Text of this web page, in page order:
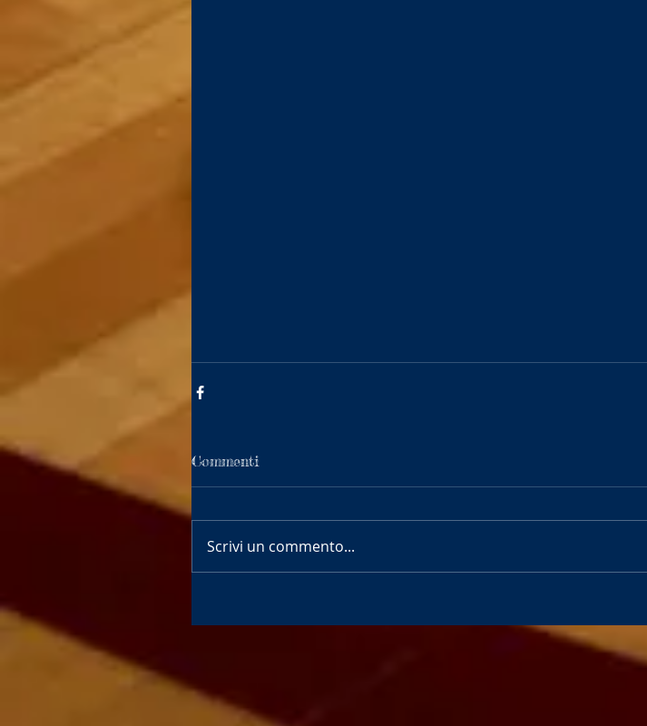
Commenti
Scrivi un commento...